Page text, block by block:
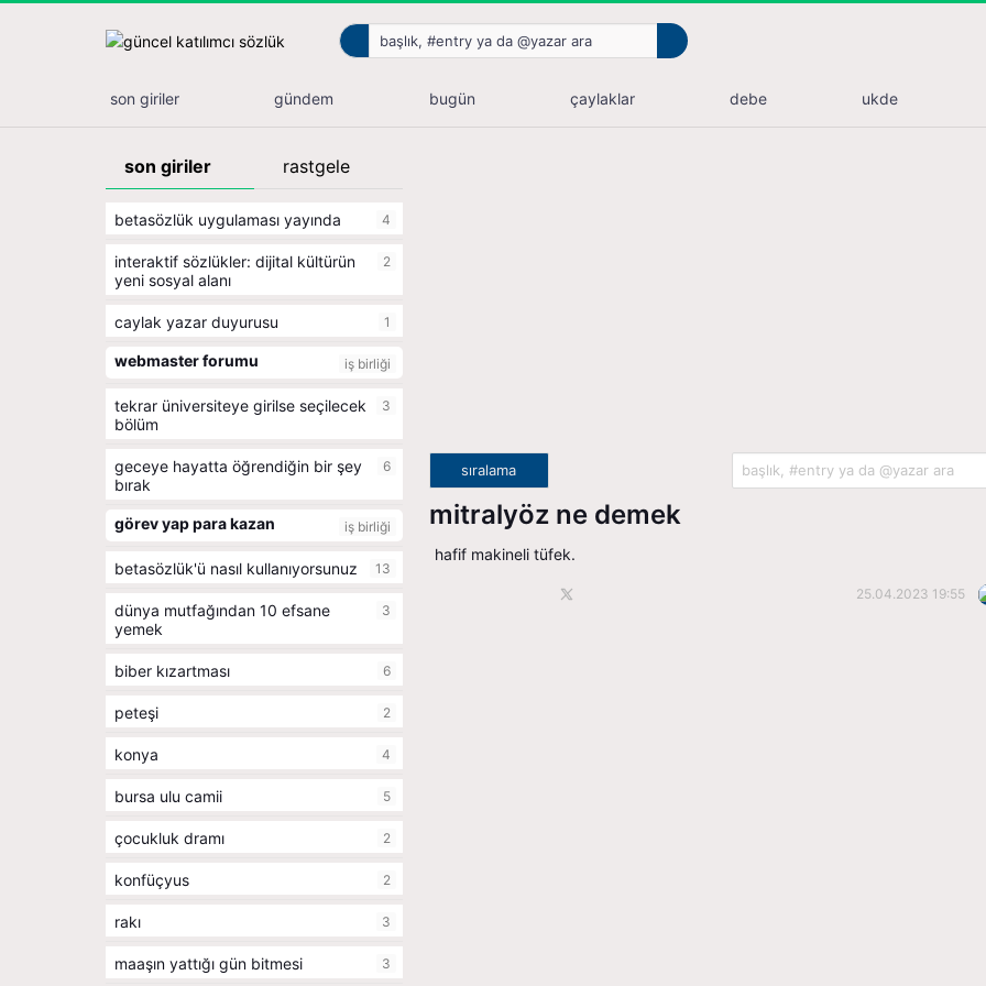
son giriler gündem bugün çaylaklar debe ukde
son giriler rastgele
betasözlük uygulaması yayında 4
i̇nteraktif sözlükler: dijital kültürün
yeni sosyal alanı
2
caylak yazar duyurusu 1
webmaster forumu iş birliği
tekrar üniversiteye girilse seçilecek
bölüm
3
geceye hayatta öğrendiğin bir şey
bırak
6
görev yap para kazan iş birliği
betasözlük'ü nasıl kullanıyorsunuz 13
dünya mutfağından 10 efsane
yemek
3
biber kızartması 6
peteşi 2
konya 4
bursa ulu camii 5
çocukluk dramı 2
konfüçyus 2
rakı 3
maaşın yattığı gün bitmesi 3
sıralama
mitralyöz ne demek
hafif makineli tüfek.
25.04.2023 19:55